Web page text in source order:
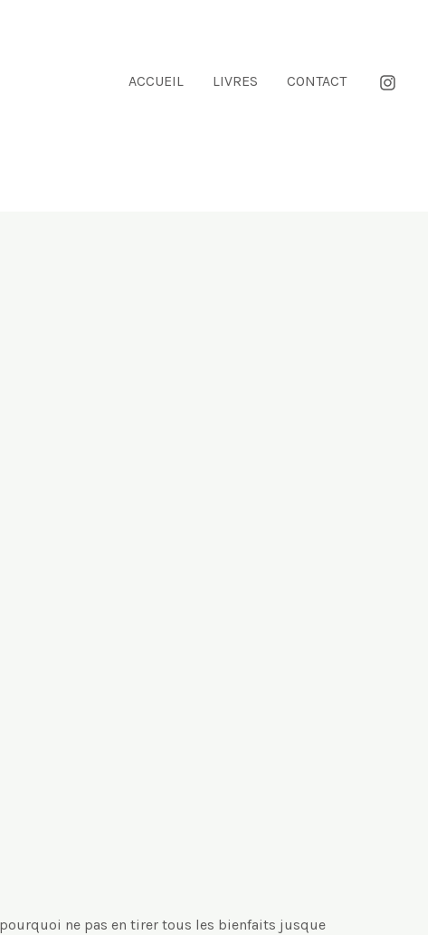
ACCUEIL LIVRES CONTACT
ne pas en tirer tous les bienfaits jusque